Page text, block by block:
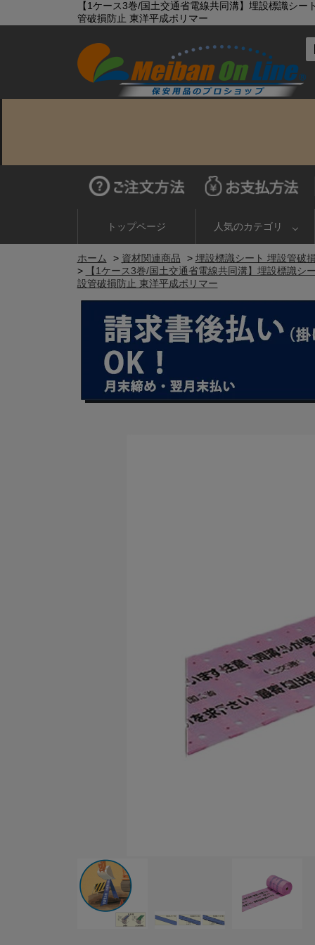
【1ケース3巻/国土交通省電線共同溝】埋設標識シ
管破損防止 東洋平成ポリマー
トップページ 人気のカテゴリ
ホーム > 資材関連商品 > 埋設標識シート 埋設管破
>
【1ケース3巻/国土交通省電線共同溝】埋設標識
設管破損防止 東洋平成ポリマー